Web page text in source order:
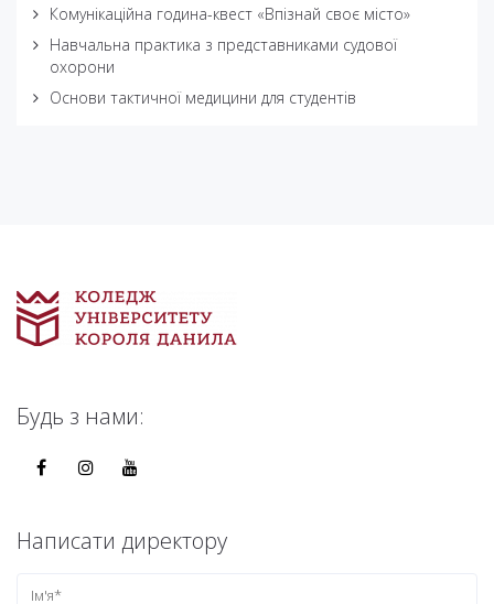
Комунікаційна година-квест «Впізнай своє місто»
Навчальна практика з представниками судової
охорони
Основи тактичної медицини для студентів
Будь з нами:
Написати директору